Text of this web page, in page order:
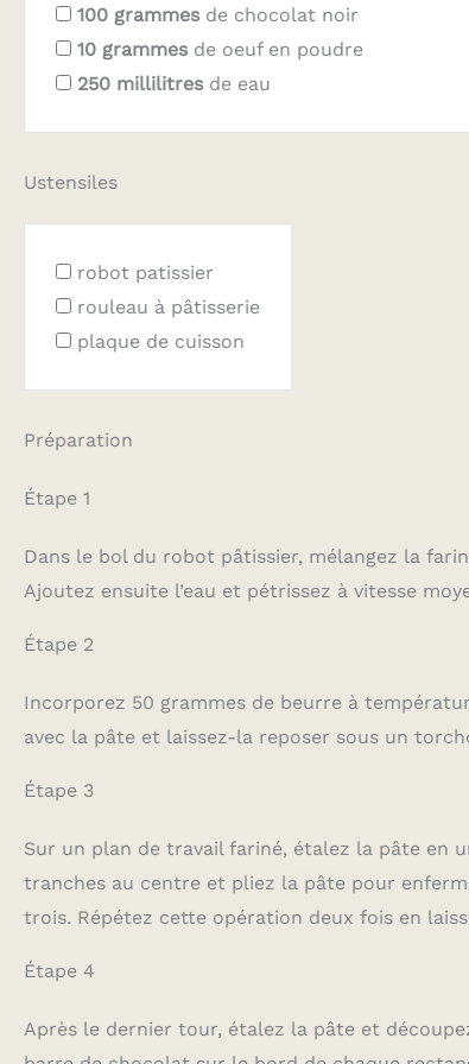
100 grammes de chocolat noir
10 grammes de oeuf en poudre
250 millilitres de eau
Ustensiles
robot patissier
rouleau à pâtisserie
plaque de cuisson
Préparation
Étape 1
Dans le bol du robot pâtissier, mélangez la
Ajoutez ensuite l’eau et pétrissez à vitesse
Étape 2
Incorporez 50 grammes de beurre à
avec la pâte et laissez-la reposer sous un
Étape 3
Sur un plan de travail fariné, étalez la pâte en
tranches au centre et pliez la pâte pour
trois. Répétez cette opération deux fois en
Étape 4
Après le dernier tour, étalez la pâte et